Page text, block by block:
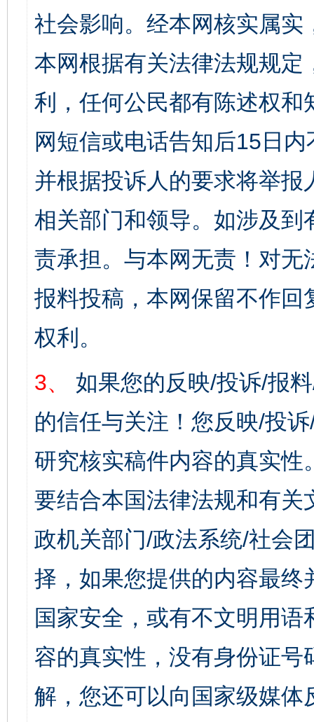
社会影响。经本网核实属
本网根据有关法律法规规
利，任何公民都有陈述权
网短信或电话告知后15日
并根据投诉人的要求将举
相关部门和领导。如涉及
责承担。与本网无责！对
报料投稿，本网保留不作
权利。
3、
如果您的反映/投诉/报
的信任与关注！您反映/投
研究核实稿件内容的真实
要结合本国法律法规和有关
政机关部门/政法系统/社会
择，如果您提供的内容最
国家安全，或有不文明用
容的真实性，没有身份证
解，您还可以向国家级媒